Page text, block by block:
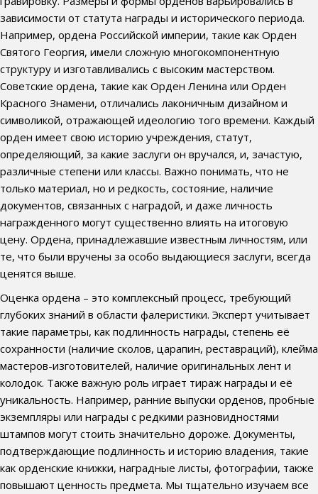
зависимости от статута награды и исторического периода.
Например, ордена Российской империи, такие как Орден
Святого Георгия, имели сложную многокомпонентную
структуру и изготавливались с высоким мастерством.
Советские ордена, такие как Орден Ленина или Орден
Красного Знамени, отличались лаконичным дизайном и
символикой, отражающей идеологию того времени. Каждый
орден имеет свою историю учреждения, статут,
определяющий, за какие заслуги он вручался, и, зачастую,
различные степени или классы. Важно понимать, что не
только материал, но и редкость, состояние, наличие
документов, связанных с наградой, и даже личность
награжденного могут существенно влиять на итоговую
цену. Ордена, принадлежавшие известным личностям, или
те, что были вручены за особо выдающиеся заслуги, всегда
ценятся выше.
Оценка ордена – это комплексный процесс, требующий
глубоких знаний в области фалеристики. Эксперт учитывает
такие параметры, как подлинность награды, степень её
сохранности (наличие сколов, царапин, реставраций), клейма
мастеров-изготовителей, наличие оригинальных лент и
колодок. Также важную роль играет тираж награды и её
уникальность. Например, ранние выпуски орденов, пробные
экземпляры или награды с редкими разновидностями
штампов могут стоить значительно дороже. Документы,
подтверждающие подлинность и историю владения, такие
как орденские книжки, наградные листы, фотографии, также
повышают ценность предмета. Мы тщательно изучаем все